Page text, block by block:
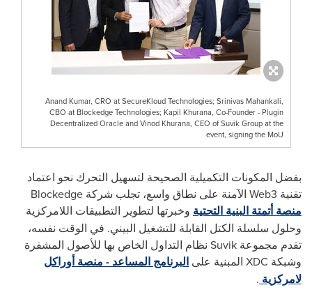
Anand Kumar, CRO at SecureKloud Technologies; Srinivas Mahankali,
CBO at Blockedge Technologies; Kapil Khurana, Co-Founder - Plugin
Decentralized Oracle and Vinod Khurana, CEO of Suvik Group at the
event, signing the MoU
بفضل المكونات التكميلية الصحيحة لتسهيل التحرك نحو اعتماد
تقنية Web3 الآمنة على نطاق واسع، تجلب شركة Blockedge
منصة أتمتة البنية التحتية وخبرتها لتطوير التطبيقات اللامركزية
وحلول سلسلة الكتل القابلة للتشغيل البيني. في الوقت نفسه،
تقدم مجموعة Suvik نظام التداول الخاص بها للأصول المشفرة
وشبكة XDC المبنية على البرنامج المساعد - منصة أوراكل
لامركزية .